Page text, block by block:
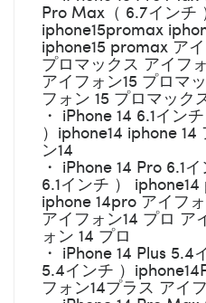
Pro Max（ 6.7インチ
iphone15promax
iphone15 promax ア
プロマックス アイフ
アイフォン15 プロマ
フォン 15 プロマック
・ iPhone 14 6.1イン
）iphone14 iphone
ン14
・ iPhone 14 Pro 6.1
6.1インチ ）
iphone 14pro アイフ
アイフォン14 プロ ア
ォン 14 プロ
・ iPhone 14 Plus 5.4
5.4インチ ）
フォン14プラス アイ